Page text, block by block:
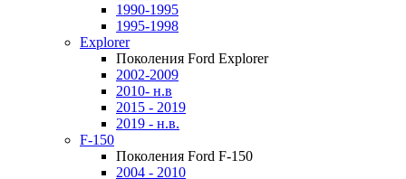
1990-1995
1995-1998
Explorer
Поколения Ford Explorer
2002-2009
2010- н.в
2015 - 2019
2019 - н.в.
F-150
Поколения Ford F-150
2004 - 2010